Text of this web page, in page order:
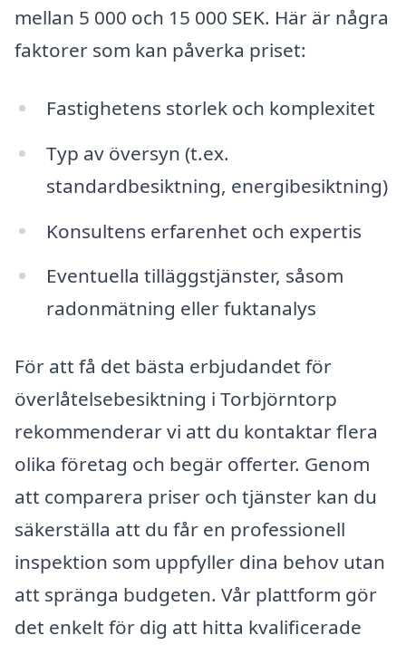
mellan 5 000 och 15 000 SEK. Här är några
faktorer som kan påverka priset:
Fastighetens storlek och komplexitet
Typ av översyn (t.ex.
standardbesiktning, energibesiktning)
Konsultens erfarenhet och expertis
Eventuella tilläggstjänster, såsom
radonmätning eller fuktanalys
För att få det bästa erbjudandet för
överlåtelsebesiktning i Torbjörntorp
rekommenderar vi att du kontaktar flera
olika företag och begär offerter. Genom
att comparera priser och tjänster kan du
säkerställa att du får en professionell
inspektion som uppfyller dina behov utan
att spränga budgeten. Vår plattform gör
det enkelt för dig att hitta kvalificerade